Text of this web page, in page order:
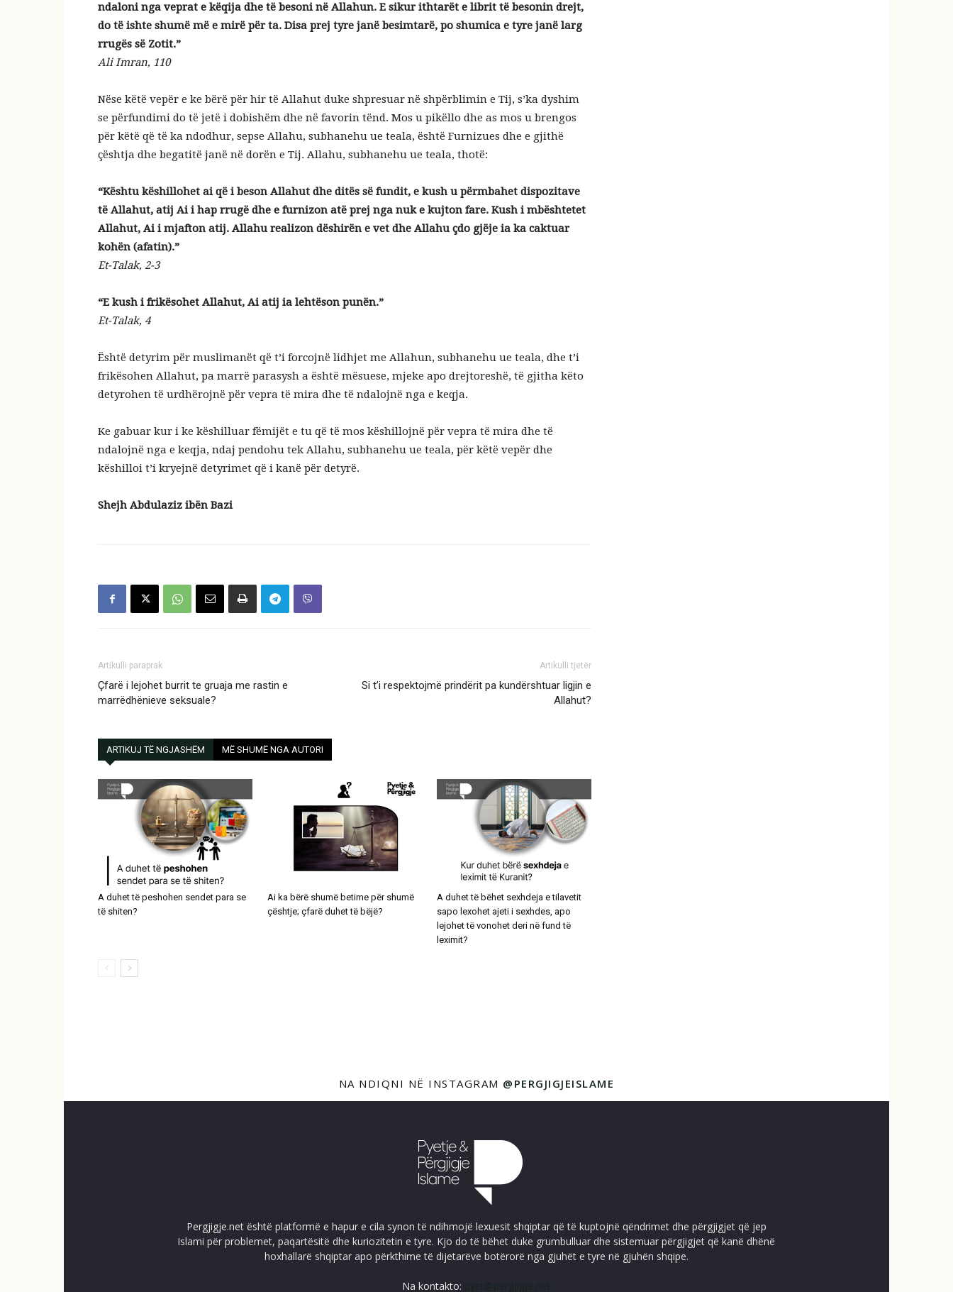
ndaloni nga veprat e këqija dhe të besoni në Allahun. E sikur ithtarët e librit të besonin drejt,
do të ishte shumë më e mirë për ta. Disa prej tyre janë besimtarë, po shumica e tyre janë larg
rrugës së Zotit.”
Ali Imran, 110
Nëse këtë vepër e ke bërë për hir të Allahut duke shpresuar në shpërblimin e Tij, s’ka dyshim
se përfundimi do të jetë i dobishëm dhe në favorin tënd. Mos u pikëllo dhe as mos u brengos
për këtë që të ka ndodhur, sepse Allahu, subhanehu ue teala, është Furnizues dhe e gjithë
çështja dhe begatitë janë në dorën e Tij. Allahu, subhanehu ue teala, thotë:
“Kështu këshillohet ai që i beson Allahut dhe ditës së fundit, e kush u përmbahet dispozitave
të Allahut, atij Ai i hap rrugë dhe e furnizon atë prej nga nuk e kujton fare. Kush i mbështetet
Allahut, Ai i mjafton atij. Allahu realizon dëshirën e vet dhe Allahu çdo gjëje ia ka caktuar
kohën (afatin).”
Et-Talak, 2-3
“E kush i frikësohet Allahut, Ai atij ia lehtëson punën.”
Et-Talak, 4
Është detyrim për muslimanët që t’i forcojnë lidhjet me Allahun, subhanehu ue teala, dhe t’i
frikësohen Allahut, pa marrë parasysh a është mësuese, mjeke apo drejtoreshë, të gjitha këto
detyrohen të urdhërojnë për vepra të mira dhe të ndalojnë nga e keqja.
Ke gabuar kur i ke këshilluar fëmijët e tu që të mos këshillojnë për vepra të mira dhe të
ndalojnë nga e keqja, ndaj pendohu tek Allahu, subhanehu ue teala, për këtë vepër dhe
këshilloi t’i kryejnë detyrimet që i kanë për detyrë.
Shejh Abdulaziz ibën Bazi
Artikulli paraprak
Çfarë i lejohet burrit te gruaja me rastin e
marrëdhënieve seksuale?
Artikulli tjetër
Si t’i respektojmë prindërit pa kundërshtuar ligjin e
Allahut?
ARTIKUJ TË NGJASHËM MË SHUMË NGA AUTORI
A duhet të peshohen sendet para se
të shiten?
Ai ka bërë shumë betime për shumë
çështje; çfarë duhet të bëjë?
A duhet të bëhet sexhdeja e tilavetit
sapo lexohet ajeti i sexhdes, apo
lejohet të vonohet deri në fund të
leximit?
NA NDIQNI NË INSTAGRAM @PERGJIGJEISLAME
Pergjigje.net është platformë e hapur e cila synon të ndihmojë lexuesit shqiptar që të kuptojnë qëndrimet dhe përgjigjet që jep
Islami për problemet, paqartësitë dhe kuriozitetin e tyre. Kjo do të bëhet duke grumbulluar dhe sistemuar përgjigjet që kanë dhënë
hoxhallarë shqiptar apo përkthime të dijetarëve botërorë nga gjuhët e tyre në gjuhën shqipe.
Na kontakto: